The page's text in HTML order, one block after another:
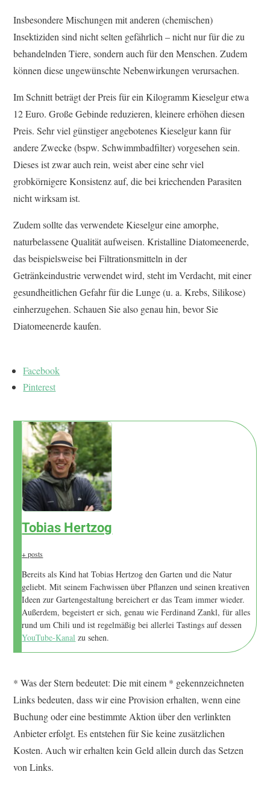
Insbesondere Mischungen mit anderen (chemischen)
Insektiziden sind nicht selten gefährlich – nicht nur für die zu
behandelnden Tiere, sondern auch für den Menschen. Zudem
können diese ungewünschte Nebenwirkungen verursachen.
Im Schnitt beträgt der Preis für ein Kilogramm Kieselgur etwa
12 Euro. Große Gebinde reduzieren, kleinere erhöhen diesen
Preis. Sehr viel günstiger angebotenes Kieselgur kann für
andere Zwecke (bspw. Schwimmbadfilter) vorgesehen sein.
Dieses ist zwar auch rein, weist aber eine sehr viel
grobkörnigere Konsistenz auf, die bei kriechenden Parasiten
nicht wirksam ist.
Zudem sollte das verwendete Kieselgur eine amorphe,
naturbelassene Qualität aufweisen. Kristalline Diatomeenerde,
das beispielsweise bei Filtrationsmitteln in der
Getränkeindustrie verwendet wird, steht im Verdacht, mit einer
gesundheitlichen Gefahr für die Lunge (u. a. Krebs, Silikose)
einherzugehen. Schauen Sie also genau hin, bevor Sie
Diatomeenerde kaufen.
Facebook
Pinterest
Tobias Hertzog
+ posts
Bereits als Kind hat Tobias Hertzog den Garten und die Natur
geliebt. Mit seinem Fachwissen über Pflanzen und seinen kreativen
Ideen zur Gartengestaltung bereichert er das Team immer wieder.
Außerdem, begeistert er sich, genau wie Ferdinand Zankl, für alles
rund um Chili und ist regelmäßig bei allerlei Tastings auf dessen
YouTube-Kanal zu sehen.
* Was der Stern bedeutet: Die mit einem * gekennzeichneten
Links bedeuten, dass wir eine Provision erhalten, wenn eine
Buchung oder eine bestimmte Aktion über den verlinkten
Anbieter erfolgt. Es entstehen für Sie keine zusätzlichen
Kosten. Auch wir erhalten kein Geld allein durch das Setzen
von Links.